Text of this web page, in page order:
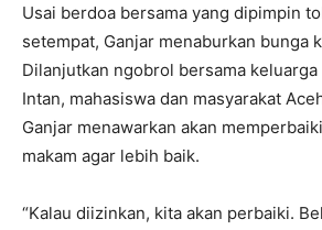
Usai berdoa bersama yang dipimpin
setempat, Ganjar menaburkan bunga
Dilanjutkan ngobrol bersama
Intan, mahasiswa dan masyarakat
Ganjar menawarkan akan
makam agar lebih baik.
“Kalau diizinkan, kita akan perbaiki.